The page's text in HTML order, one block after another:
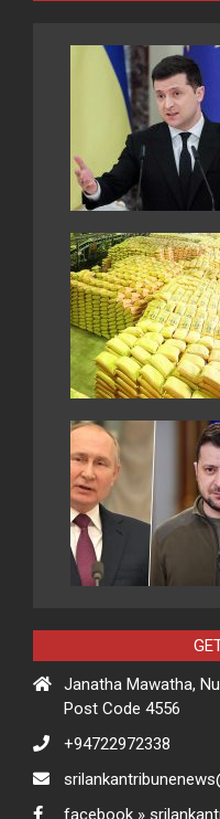
Janatha Mawatha,
Post Code 4556
+94722972338
facebook »